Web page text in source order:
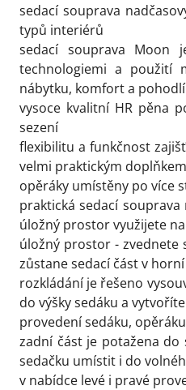
sedací souprava
typů interiérů
sedací souprava Moon
technologiemi a použití
nábytku, komfort a pohodlí
vysoce kvalitní HR pěna
sezení
flexibilitu a funkčnost
velmi praktickým
opěráky umístěny po více
praktická sedací
úložný prostor využijete
úložný prostor - zvednete
zůstane sedací část v
rozkládání je řešeno
do výšky sedáku a
provedení sedáku,
zadní část je potažena
sedačku umístit i do
v nabídce levé i pravé